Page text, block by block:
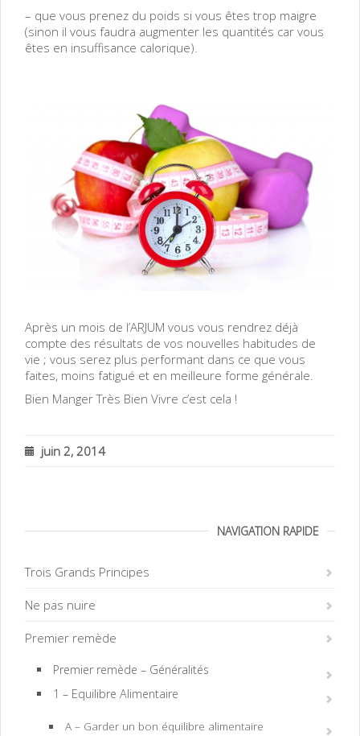
– que vous prenez du poids si vous êtes trop maigre
(sinon il vous faudra augmenter les quantités car vous
êtes en insuffisance calorique).
Après un mois de l’ARJUM vous vous rendrez déjà
compte des résultats de vos nouvelles habitudes de
vie ; vous serez plus performant dans ce que vous
faites, moins fatigué et en meilleure forme générale.
Bien Manger Très Bien Vivre c’est cela !
juin 2, 2014
NAVIGATION RAPIDE
Trois Grands Principes
Ne pas nuire
Premier remède
Premier remède – Généralités
1 – Equilibre Alimentaire
A – Garder un bon équilibre alimentaire